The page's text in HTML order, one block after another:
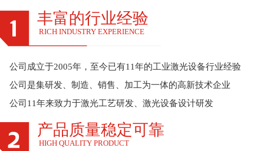
丰富的行业经验
RICH INDUSTRY EXPERIENCE
公司成立于2005年，至今已有11年的工业激光设备行业经验
公司是集研发、制造、销售、加工为一体的高新技术企业
公司11年来致力于激光工艺研发、激光设备设计研发
产品质量稳定可靠
HIGH QUALITY PRODUCT